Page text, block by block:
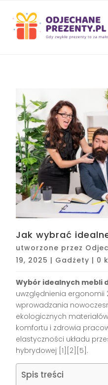
Jak wybrać
utworzone przez
19, 2025 | Gadżety | 0
Wybór idealnych mebli
uwzględnienia ergonomii
wprowadzania
ekologicznych
komfortu i zdrowia
elastyczności układu
hybrydowej [1][2][5] .
Spis treści